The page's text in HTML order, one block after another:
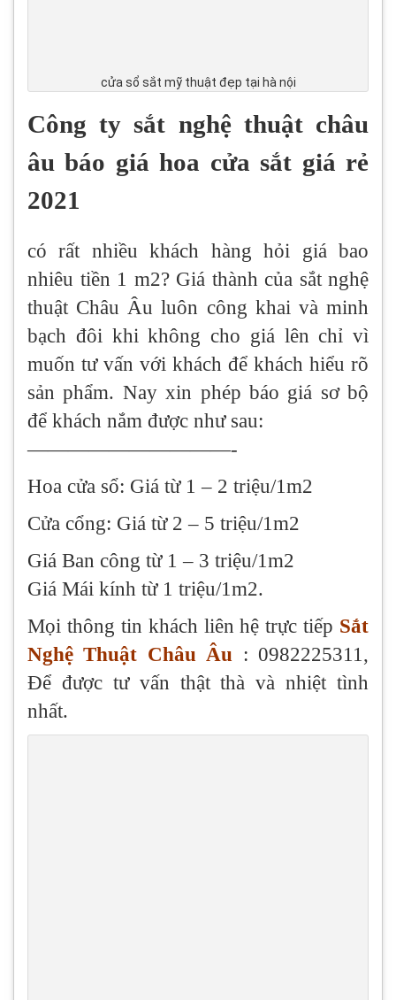
cửa sổ sắt mỹ thuật đẹp tại hà nội
Công ty sắt nghệ thuật châu
âu báo giá hoa cửa sắt giá rẻ
2021
có rất nhiều khách hàng hỏi giá bao
nhiêu tiền 1 m2? Giá thành của sắt nghệ
thuật Châu Âu luôn công khai và minh
bạch đôi khi không cho giá lên chỉ vì
muốn tư vấn với khách để khách hiểu rõ
sản phẩm. Nay xin phép báo giá sơ bộ
để khách nắm được như sau:
——————————-
Hoa cửa sổ: Giá từ 1 – 2 triệu/1m2
Cửa cổng: Giá từ 2 – 5 triệu/1m2
Giá Ban công từ 1 – 3 triệu/1m2
Giá Mái kính từ 1 triệu/1m2.
Mọi thông tin khách liên hệ trực tiếp Sắt
Nghệ Thuật Châu Âu : 0982225311,
Để được tư vấn thật thà và nhiệt tình
nhất.